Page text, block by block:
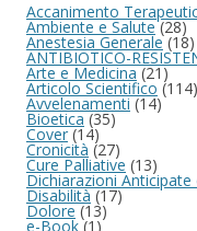
Accanimento
Ambiente e Salute(28)
Anestesia Generale(18)
ANTIBIOTICO-
Arte e Medicina(21)
Articolo Scientifico (114)
Avvelenamenti(14)
Bioetica(35)
Cover(14)
Cronicità (27)
Cure Palliative (13)
Dichiarazioni
Disabilità(17)
Dolore(13)
e-Book(1)